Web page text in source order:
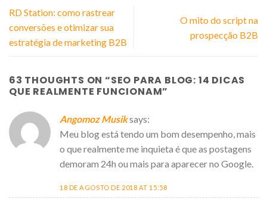
RD Station: como rastrear
conversões e otimizar sua
estratégia de marketing B2B
O mito do script na
prospecção B2B
63 THOUGHTS ON “SEO PARA BLOG: 14 DICAS
QUE REALMENTE FUNCIONAM”
Angomoz Musiksays:
Meu blog está tendo um bom desempenho, mais
o que realmente me inquieta é que as postagens
demoram 24h ou mais para aparecer no Google.
18 DE AGOSTO DE 2018 AT 15:58